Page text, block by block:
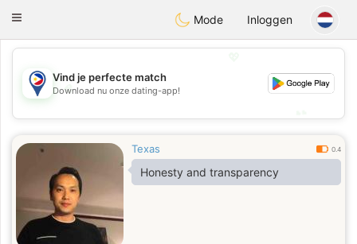
PhilippinesChat
Toggle
Mode Inloggen
💖
💕
Vind je perfecte match
Download nu onze dating-app!
Texas 0.4
Honesty and transparency